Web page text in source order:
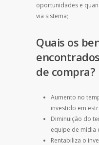
oportunidades e
via sistema;
Quais os
de compra?
Aumento no
investido em
Diminuição do
equipe de mídia
Rentabiliza o